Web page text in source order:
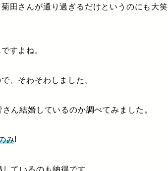
田さんが通り過ぎるだけというのにも大笑
すよね。
、そわそわしました。
ん結婚しているのか調べてみました。
み!